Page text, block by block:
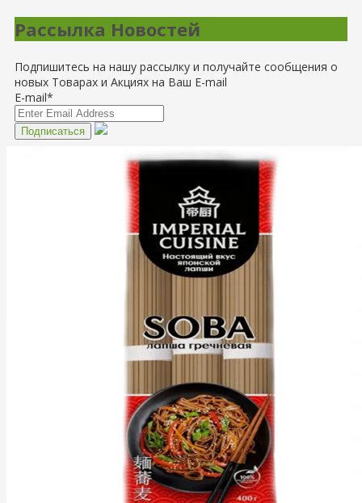
Рассылка Новостей
Подпишитесь на нашу рассылку и получайте сообщения о
новых Товарах и Акциях на Ваш E-mail
E-mail*